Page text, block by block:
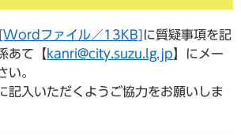
ファイル／13KB] に質疑事項を記
あて【 kanri@city.suzu.lg.jp】にメー
い。
入いただくようご協力をお願いしま